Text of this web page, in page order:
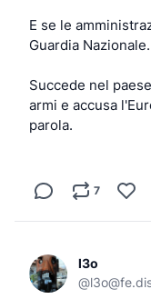
E se le
Guardia Nazionale.
Succede nel
armi e accusa
parola.
7
l3o
@